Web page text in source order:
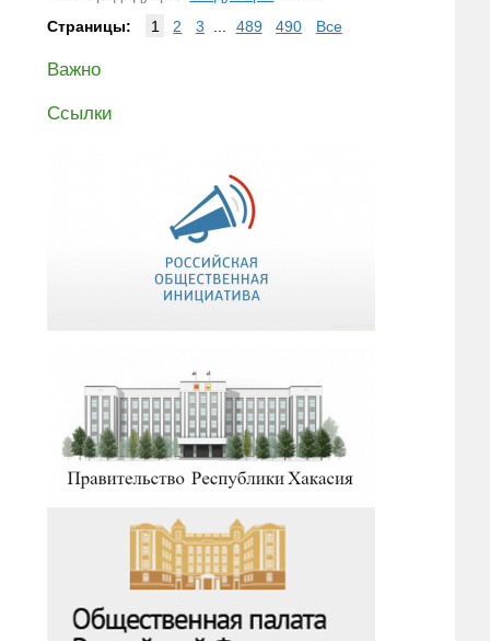
Страницы:
1 2 3 489 490 Все
Важно
Ссылки